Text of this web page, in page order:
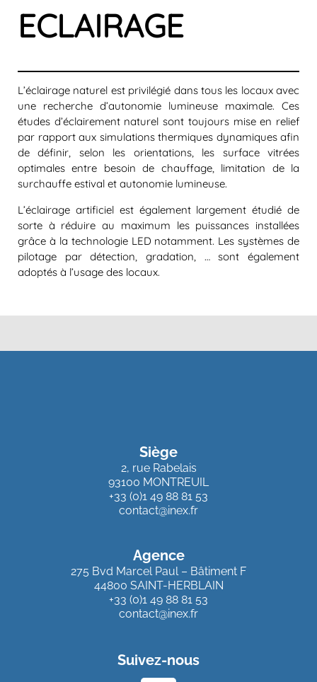
ECLAIRAGE
L’éclairage naturel est privilégié dans tous les locaux avec
une recherche d’autonomie lumineuse maximale. Ces
études d’éclairement naturel sont toujours mise en relief
par rapport aux simulations thermiques dynamiques afin
de définir, selon les orientations, les surface vitrées
optimales entre besoin de chauffage, limitation de la
surchauffe estival et autonomie lumineuse.
L’éclairage artificiel est également largement étudié de
sorte à réduire au maximum les puissances installées
grâce à la technologie LED notamment. Les systèmes de
pilotage par détection, gradation, … sont également
adoptés à l’usage des locaux.
Siège
2, rue Rabelais
93100 MONTREUIL
+33 (0)1 49 88 81 53
contact@inex.fr
Agence
275 Bvd Marcel Paul – Bâtiment F
44800 SAINT-HERBLAIN
+33 (0)1 49 88 81 53
contact@inex.fr
Suivez-nous